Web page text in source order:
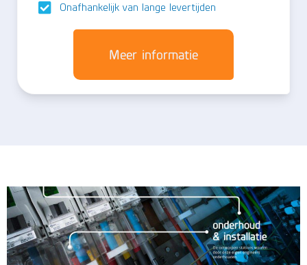
Onafhankelijk van lange levertijden
Meer informatie